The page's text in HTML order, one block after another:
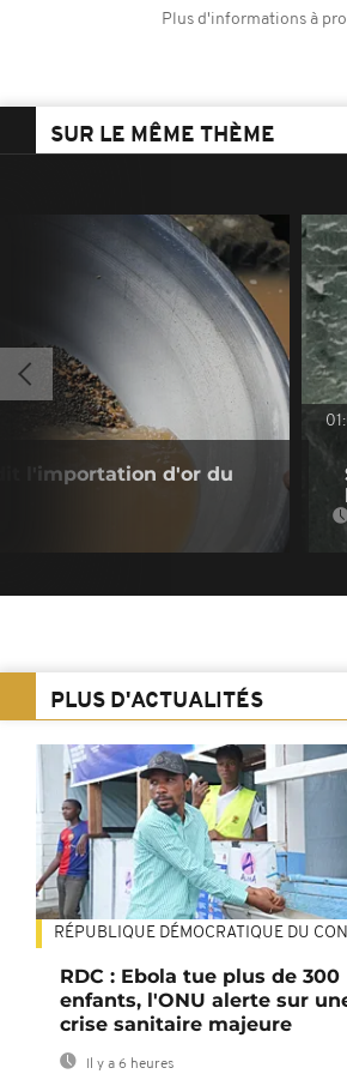
Plus d'informations à
SUR LE MÊME THÈME
l'importation d'or du
PLUS D'ACTUALITÉS
RÉPUBLIQUE DÉMOCRATIQUE DU
RDC : Ebola tue plus de 300
enfants, l'ONU alerte sur
crise sanitaire majeure
Il y a 6 heures